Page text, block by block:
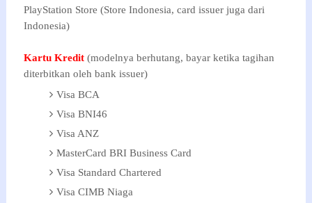
PlayStation Store (Store Indonesia, card issuer juga dari
Indonesia)
Kartu Kredit (modelnya berhutang, bayar ketika tagihan
diterbitkan oleh bank issuer)
Visa BCA
Visa BNI46
Visa ANZ
MasterCard BRI Business Card
Visa Standard Chartered
Visa CIMB Niaga